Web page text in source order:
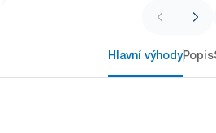
Hlavní výhodyPopis